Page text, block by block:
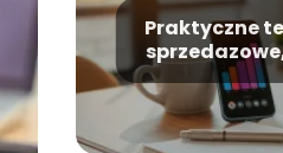
Praktyczne